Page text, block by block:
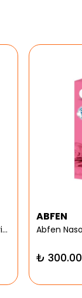
Abfen Farma Sinüs Rinse Kit Pediatrik Hipertonic
ABFEN
₺ 300.00